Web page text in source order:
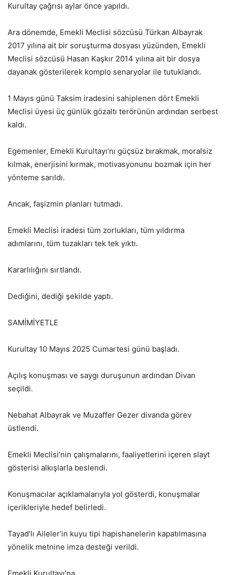
Kurultay çağrısı aylar önce yapıldı.
Ara dönemde, Emekli Meclisi sözcüsü Türkan Albayrak
2017 yılına ait bir soruşturma dosyası yüzünden, Emekli
Meclisi sözcüsü Hasan Kaşkır 2014 yılına ait bir dosya
dayanak gösterilerek komplo senaryolar ile tutuklandı.
1 Mayıs günü Taksim iradesini sahiplenen dört Emekli
Meclisi üyesi üç günlük gözaltı terörünün ardından serbest
kaldı.
Egemenler, Emekli Kurultayı’nı güçsüz bırakmak, moralsiz
kılmak, enerjisini kırmak, motivasyonunu bozmak için her
yönteme sarıldı.
Ancak, faşizmin planları tutmadı.
Emekli Meclisi iradesi tüm zorlukları, tüm yıldırma
adımlarını, tüm tuzakları tek tek yıktı.
Kararlılığını sırtlandı.
Dediğini, dediği şekilde yaptı.
SAMİMİYETLE
Kurultay 10 Mayıs 2025 Cumartesi günü başladı.
Açılış konuşması ve saygı duruşunun ardından Divan
seçildi.
Nebahat Albayrak ve Muzaffer Gezer divanda görev
üstlendi.
Emekli Meclisi’nin çalışmalarını, faaliyetlerini içeren slayt
gösterisi alkışlarla beslendi.
Konuşmacılar açıklamalarıyla yol gösterdi, konuşmalar
içerikleriyle hedef belirledi.
Tayad’lı Aileler’in kuyu tipi hapishanelerin kapatılmasına
yönelik metnine imza desteği verildi.